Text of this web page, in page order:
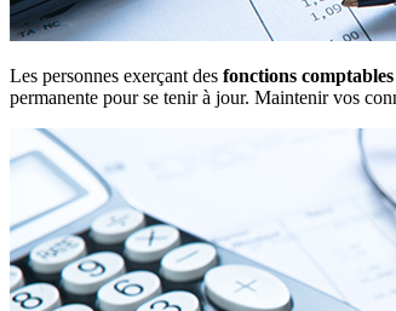
Les personnes exerçant des fonctions comptables
permanente pour se tenir à jour. Maintenir vos